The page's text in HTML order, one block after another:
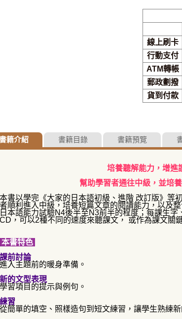
線上刷卡
行動支付
ATM轉帳
郵政劃撥
貨到付款
籍介紹 書籍目錄 書籍預覽
培養聽解能力，增進
幫助學習者通往中級，並培
本書以學完《大家的日本語初級、進階 改訂版》等
者順利進入中級，培養短篇文章的閱讀能力，以及
日本語能力試驗N4後半至N3前半的程度；每課生
CD，可以2種不同的速度來聽課文， 或作為課文關
本書特色
課前討論
進入主題前的暖身準備。
新的文型表現
學習項目的提示與例句。
練習
從簡單的填空、照樣造句到短文練習，讓學生熟練新